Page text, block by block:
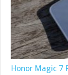
Honor Magic 7